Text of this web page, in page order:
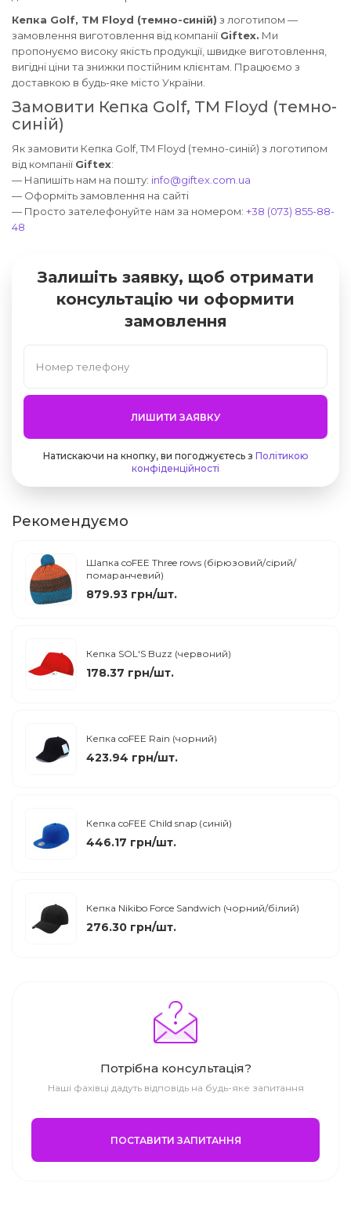
Кепка Golf, TM Floyd (темно-синій) з логотипом —
замовлення виготовлення від компанії Giftex. Ми
пропонуємо високу якість продукції, швидке виготовлення,
вигідні ціни та знижки постійним клієнтам. Працюємо з
доставкою в будь-яке місто України.
Замовити Кепка Golf, TM Floyd (темно-
синій)
Як замовити Кепка Golf, TM Floyd (темно-синій) з логотипом
від компанії Giftex:
— Напишіть нам на пошту: info@giftex.com.ua
— Оформіть замовлення на сайті
— Просто зателефонуйте нам за номером: +38 (073) 855-88-
48
Залишіть заявку, щоб отримати
консультацію чи оформити
замовлення
ЛИШИТИ ЗАЯВКУ
Натискаючи на кнопку, ви погоджуєтесь з Політикою
конфіденційності
Рекомендуємо
Шапка coFEE Three rows (бірюзовий/сірий/
помаранчевий)
879.93 грн/шт.
Кепка SOL'S Buzz (червоний)
178.37 грн/шт.
Кепка coFEE Rain (чорний)
423.94 грн/шт.
Кепка coFEE Child snap (синій)
446.17 грн/шт.
Кепка Nikibo Force Sandwich (чорний/білий)
276.30 грн/шт.
Потрібна консультація?
Наші фахівці дадуть відповідь на будь-яке запитання
ПОСТАВИТИ ЗАПИТАННЯ